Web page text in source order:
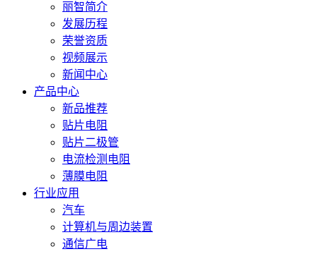
丽智简介
发展历程
荣誉资质
视频展示
新闻中心
产品中心
新品推荐
贴片电阻
贴片二极管
电流检测电阻
薄膜电阻
行业应用
汽车
计算机与周边装置
通信广电